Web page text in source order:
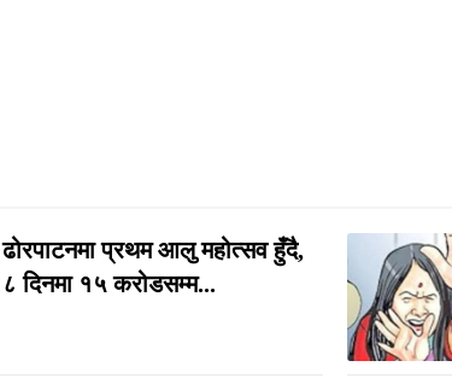
ढोरपाटनमा प्रथम आलु महोत्सव हुँदै,
८ दिनमा १५ करोडसम्म...